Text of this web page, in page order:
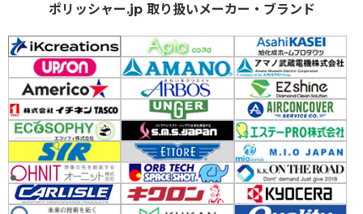
ポリッシャー.jp 取り扱いメーカー・ブランド